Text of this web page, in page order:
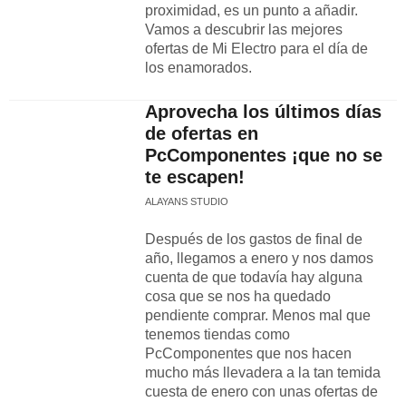
proximidad, es un punto a añadir.
Vamos a descubrir las mejores
ofertas de Mi Electro para el día de
los enamorados.
Aprovecha los últimos días
de ofertas en
PcComponentes ¡que no se
te escapen!
ALAYANS STUDIO
Después de los gastos de final de
año, llegamos a enero y nos damos
cuenta de que todavía hay alguna
cosa que se nos ha quedado
pendiente comprar. Menos mal que
tenemos tiendas como
PcComponentes que nos hacen
mucho más llevadera a la tan temida
cuesta de enero con unas ofertas de